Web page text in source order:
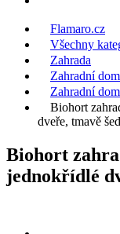
Flamaro.cz
Všechny
Zahrada
Zahradní
Zahradní
Biohort
dveře, tmavě
Biohort
jednokřídlé